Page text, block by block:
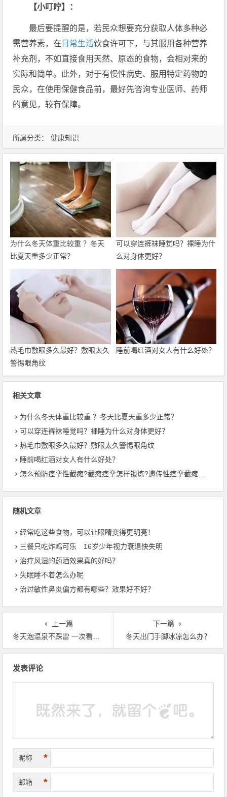
所属分类： 健康知识
【小叮咛】：
最后要提醒的是，若民众想要充分获取人体多种必
需营养素，在 日常生活饮食许可下，与其服用各种营养
补充剂，不如直接食用天然、原态的食物，会相对来的
实际和简单。此外，对于有慢性病史、服用特定药物的
民众，在使用保健食品前，最好先咨询专业医师、药师
的意见，较有保障。
为什么冬天体重比较重 ？冬天
比夏天重多少正常？
可以穿连裤袜睡觉吗？裸睡为什
么对身体更好？
热毛巾敷眼多久最好？敷眼太久
警惕眼角纹
睡前喝红酒对女人有什么好处？
相关文章
为什么冬天体重比较重 ？冬天比夏天重多少正常？
可以穿连裤袜睡觉吗？裸睡为什么对身体更好？
热毛巾敷眼多久最好？敷眼太久警惕眼角纹
睡前喝红酒对女人有什么好处？
怎么预防痉挛性截瘫?截瘫痉挛怎样锻炼?遗传性痉挛截瘫会加重吗?
随机文章
经常吃这些食物，可以让眼睛变得更明亮！
三餐只吃炸鸡可乐 16岁少年视力衰退快失明
治疗风湿的药酒效果真的好吗？
失眠睡不着怎么办呢
治过敏性鼻炎偏方都有哪些？效果好不好？
上一篇
冬天泡温泉不踩雷 一次看懂皮肤炎、毛囊炎问题
下一篇
冬天出门手脚冰凉怎么办？
发表评论
昵称 *
邮箱 *